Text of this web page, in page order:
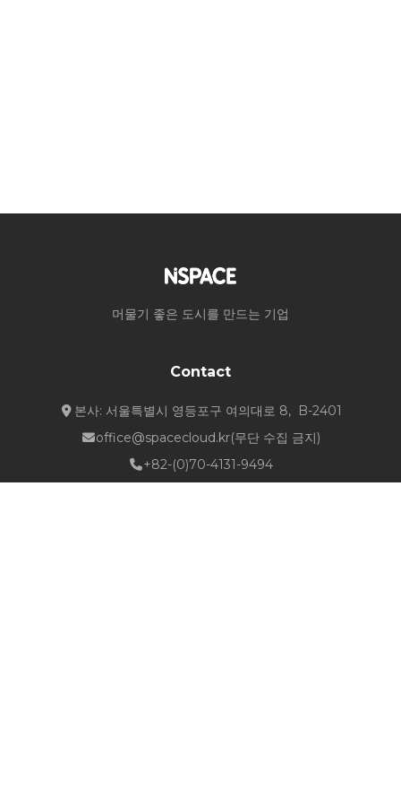
머물기 좋은 도시를 만드는 기업
Contact
본사: 서울특별시 영등포구 여의대로 8, B-2401
office@spacecloud.kr(무단 수집 금지)
+82-(0)70-4131-9494